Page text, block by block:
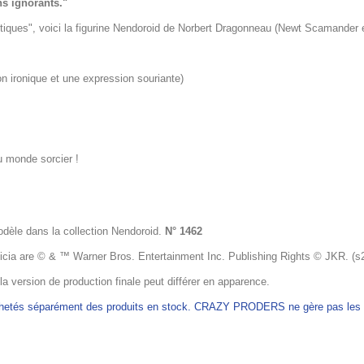
ignorants."
voici la figurine Nendoroid de Norbert Dragonneau (Newt Scamander
ironique et une expression souriante)
monde sorcier !
dans la collection Nendoroid. N° 1462
are © & ™ Warner Bros. Entertainment Inc. Publishing Rights © JKR.
version de production finale peut différer en apparence.
séparément des produits en stock. CRAZY PRODERS ne gère pas